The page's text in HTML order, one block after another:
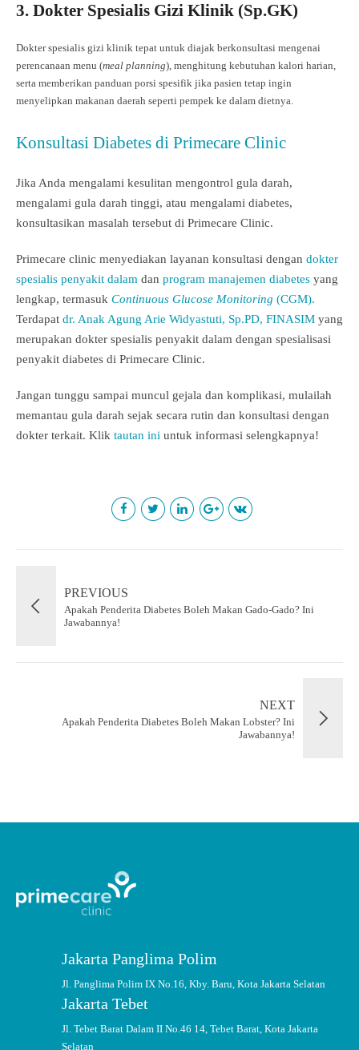
3. Dokter Spesialis Gizi Klinik (Sp.GK)
Dokter spesialis gizi klinik tepat untuk diajak berkonsultasi mengenai
perencanaan menu (meal planning), menghitung kebutuhan kalori harian,
serta memberikan panduan porsi spesifik jika pasien tetap ingin
menyelipkan makanan daerah seperti pempek ke dalam dietnya.
Konsultasi Diabetes di Primecare Clinic
Jika Anda mengalami kesulitan mengontrol gula darah,
mengalami gula darah tinggi, atau mengalami diabetes,
konsultasikan masalah tersebut di Primecare Clinic.
Primecare clinic menyediakan layanan konsultasi dengan dokter
spesialis penyakit dalam dan program manajemen diabetes yang
lengkap, termasuk Continuous Glucose Monitoring (CGM).
Terdapat dr. Anak Agung Arie Widyastuti, Sp.PD, FINASIM yang
merupakan dokter spesialis penyakit dalam dengan spesialisasi
penyakit diabetes di Primecare Clinic.
Jangan tunggu sampai muncul gejala dan komplikasi, mulailah
memantau gula darah sejak secara rutin dan konsultasi dengan
dokter terkait. Klik tautan ini untuk informasi selengkapnya!
PREVIOUS
Apakah Penderita Diabetes Boleh Makan Gado-Gado? Ini
Jawabannya!
NEXT
Apakah Penderita Diabetes Boleh Makan Lobster? Ini
Jawabannya!
Jakarta Panglima Polim
Jl. Panglima Polim IX No.16, Kby. Baru, Kota Jakarta Selatan
Jakarta Tebet
Jl. Tebet Barat Dalam II No.46 14, Tebet Barat, Kota Jakarta
Selatan